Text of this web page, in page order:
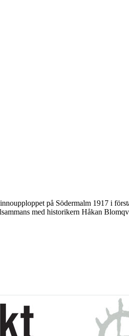
på Södermalm 1917 i
med historikern Håkan